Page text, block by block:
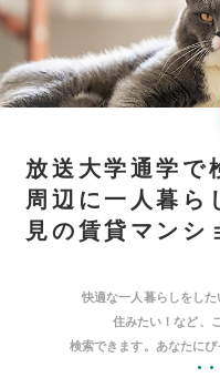
放送大学通学で
周辺に一人暮ら
見の賃貸マンシ
快適な一人暮らしをし
住みたい！など、
検索できます。あなたにぴ